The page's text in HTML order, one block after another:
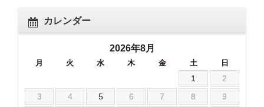
カレンダー
2026年8月
月 火 水 木 金 土 日
1
2
3
4 5 6 7 8
9